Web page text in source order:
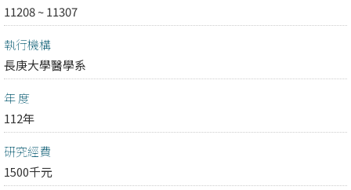
11208 ~ 11307
執行機構
長庚大學醫學系
年 度
112年
研究經費
1500千元